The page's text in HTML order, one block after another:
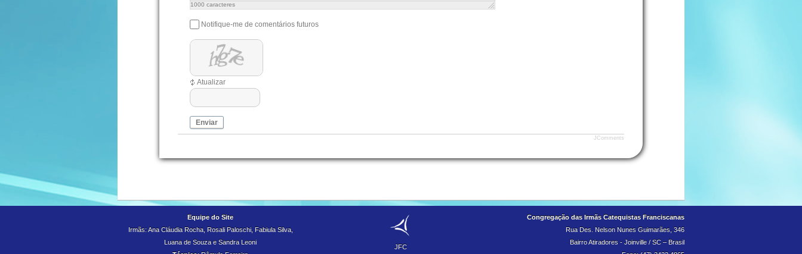
1000 caracteres
Notifique-me de comentários futuros
Atualizar
Enviar
JComments
Equipe do Site
Irmãs: Ana Cláudia Rocha, Rosali Paloschi, Fabiula Silva,
Luana de Souza eSandra Leoni
JFC
Congregação das Irmãs Catequistas Franciscanas
Rua Des. Nelson Nunes Guimarães, 346
Bairro Atiradores - Joinville / SC – Brasil